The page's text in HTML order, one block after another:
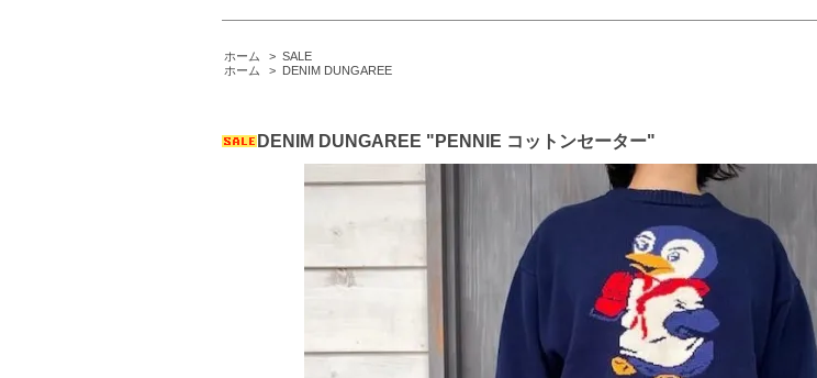
ホーム > SALE
ホーム
> DENIM DUNGAREE
DENIM DUNGAREE "PENNIE コットンセーター"